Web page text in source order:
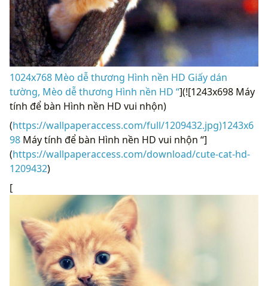
1024x768 Mèo dễ thương Hình nền HD Giấy dán
tường, Mèo dễ thương Hình nền HD “](![1243x698 Máy
tính để bàn Hình nền HD vui nhộn)
(https://wallpaperaccess.com/full/1209432.jpg)1243x6
98 Máy tính để bàn Hình nền HD vui nhộn “]
(https://wallpaperaccess.com/download/cute-cat-hd-
1209432)
[